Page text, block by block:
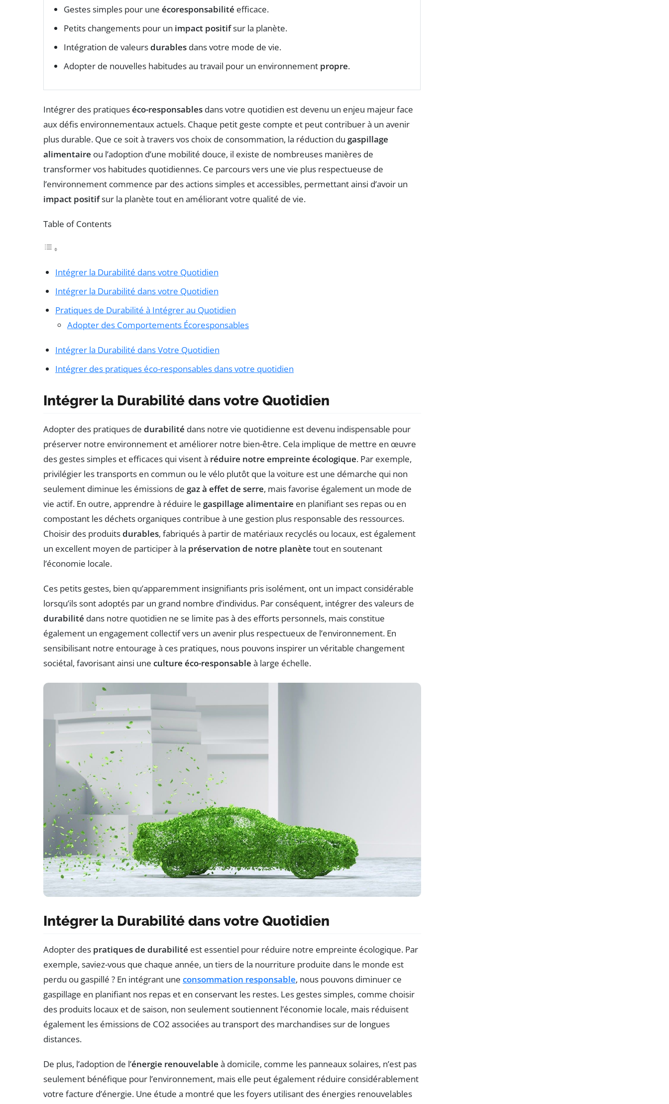
Gestes simples pour une écoresponsabilité efficace.
Petits changements pour un impact positifsur la planète.
Intégration de valeursdurables dans votre mode de vie.
Adopter de nouvelles habitudes au travail pour un environnement propre.
Intégrer des pratiqueséco-responsables dans votre quotidien est devenu un enjeu majeur face
aux défis environnementaux actuels. Chaque petit geste compte et peut contribuer à un avenir
plus durable. Que ce soit à travers vos choix de consommation, la réduction du gaspillage
alimentaire ou l’adoption d’une mobilité douce, il existe de nombreuses manières de
transformer vos habitudes quotidiennes. Ce parcours vers une vie plus respectueuse de
l’environnement commence par des actions simples et accessibles, permettant ainsi d’avoir un
impact positifsur la planète tout en améliorant votre qualité de vie.
Table of Contents
Intégrer la Durabilité dans votre Quotidien
Intégrer la Durabilité dans votre Quotidien
Pratiques de Durabilité à Intégrer au Quotidien
Adopter des Comportements Écoresponsables
Intégrer la Durabilité dans Votre Quotidien
Intégrer des pratiques éco-responsables dans votre quotidien
Intégrer la Durabilité dans votre Quotidien
Adopter des pratiques de durabilité dans notre vie quotidienne est devenu indispensable pour
préserver notre environnement et améliorer notre bien-être. Cela implique de mettre en œuvre
des gestes simples et efficaces qui visent à réduire notre empreinte écologique. Par exemple,
privilégier les transports en commun ou le vélo plutôt que la voiture est une démarche qui non
seulement diminue les émissions de gaz à effet de serre, mais favorise également un mode de
vie actif. En outre, apprendre à réduire le gaspillage alimentaire en planifiant ses repas ou en
compostant les déchets organiques contribue à une gestion plus responsable des ressources.
Choisir des produitsdurables, fabriqués à partir de matériaux recyclés ou locaux, est également
un excellent moyen de participer à la préservation de notre planète tout en soutenant
l’économie locale.
Ces petits gestes, bien qu’apparemment insignifiants pris isolément, ont un impact considérable
lorsqu’ils sont adoptés par un grand nombre d’individus. Par conséquent, intégrer des valeurs de
durabilité dans notre quotidien ne se limite pas à des efforts personnels, mais constitue
également un engagement collectif vers un avenir plus respectueux de l’environnement. En
sensibilisant notre entourage à ces pratiques, nous pouvons inspirer un véritable changement
sociétal, favorisant ainsi une culture éco-responsable à large échelle.
Intégrer la Durabilité dans votre Quotidien
Adopter des pratiques de durabilité est essentiel pour réduire notre empreinte écologique. Par
exemple, saviez-vous que chaque année, un tiers de la nourriture produite dans le monde est
perdu ou gaspillé ? En intégrant une consommation responsable, nous pouvons diminuer ce
gaspillage en planifiant nos repas et en conservant les restes. Les gestes simples, comme choisir
des produits locaux et de saison, non seulement soutiennent l’économie locale, mais réduisent
également les émissions de CO2 associées au transport des marchandises sur de longues
distances.
De plus, l’adoption de l’énergie renouvelable à domicile, comme les panneaux solaires, n’est pas
seulement bénéfique pour l’environnement, mais elle peut également réduire considérablement
votre facture d’énergie. Une étude a montré que les foyers utilisant des énergies renouvelables